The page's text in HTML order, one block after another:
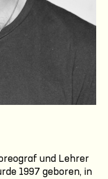
und Lehrer
1997 geboren, in